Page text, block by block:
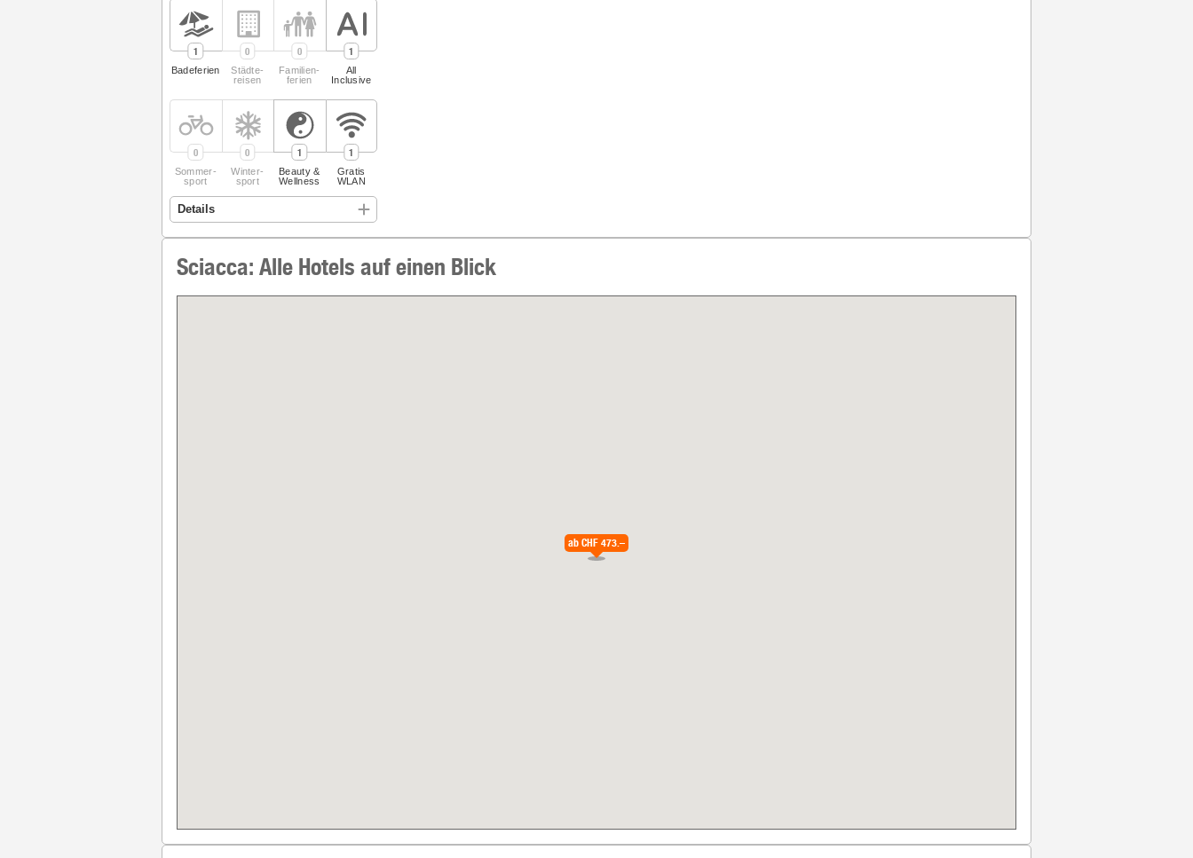
1
Badeferien
0
Städte­
reisen
0
Familien­
ferien
1
All
Inclusive
0
Sommer­
sport
0
Winter­
sport
1
Beauty &
Wellness
1
Gratis
WLAN
Sciacca: Alle Hotels auf einen Blick
ab CHF 473.–